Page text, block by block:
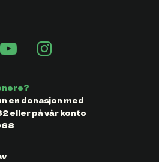
en donasjon med
eller på vår konto